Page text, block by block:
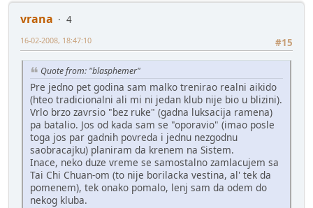
vrana
4
#15
16-02-2008, 18:47:10
Quote from: "blasphemer"
Pre jedno pet godina sam malko trenirao realni aikido
(hteo tradicionalni ali mi ni jedan klub nije bio u blizini).
Vrlo brzo zavrsio "bez ruke" (gadna luksacija ramena)
pa batalio. Jos od kada sam se "oporavio" (imao posle
toga jos par gadnih povreda i jednu nezgodnu
saobracajku) planiram da krenem na Sistem.
Inace, neko duze vreme se samostalno zamlacujem sa
Tai Chi Chuan-om (to nije borilacka vestina, al' tek da
pomenem), tek onako pomalo, lenj sam da odem do
nekog kluba.